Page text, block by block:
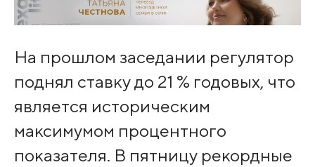
На прошлом заседании регулятор
поднял ставку до 21 % годовых, что
является историческим
максимумом процентного
показателя. В пятницу рекордные